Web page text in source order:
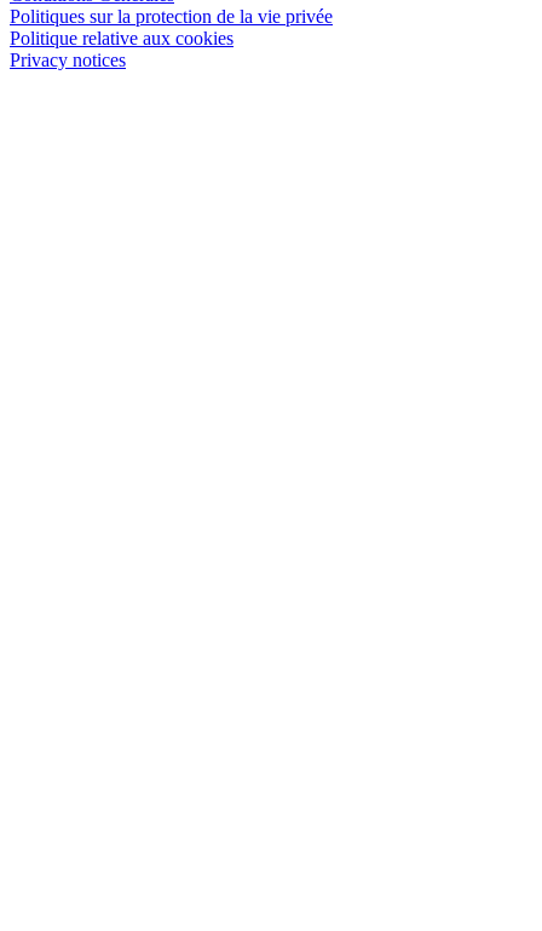
Politiques sur la protection de la vie privée
Politique relative aux cookies
Privacy notices